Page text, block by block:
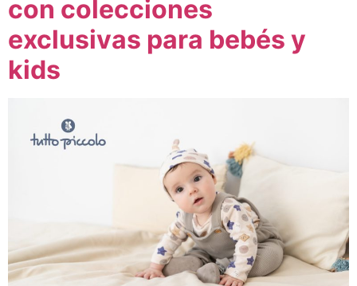
con colecciones
exclusivas para bebés y
kids